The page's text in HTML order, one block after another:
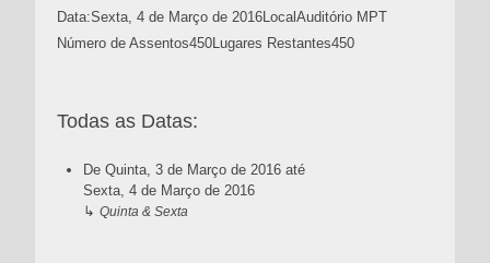
Data:Sexta, 4 de Março de 2016LocalAuditório MPT
Número de Assentos450Lugares Restantes450
Todas as Datas:
De Quinta, 3 de Março de 2016 até
Sexta, 4 de Março de 2016
↳ Quinta & Sexta